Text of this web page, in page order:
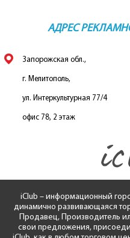
АДРЕС
Запорожская обл.,
г. Мелитополь,
ул. Интеркультурная 77/4
офис 78, 2 этаж
iClub – информационный
динамично развивающаяся
Продавец, Производитель
свои предложения,